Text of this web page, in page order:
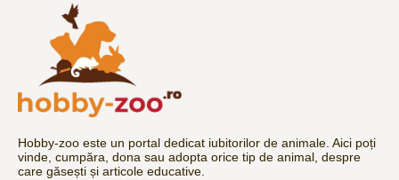
Hobby-zoo este un portal dedicat iubitorilor de animale. Aici poți
vinde, cumpăra, dona sau adopta orice tip de animal, despre
care găsești și articole educative.